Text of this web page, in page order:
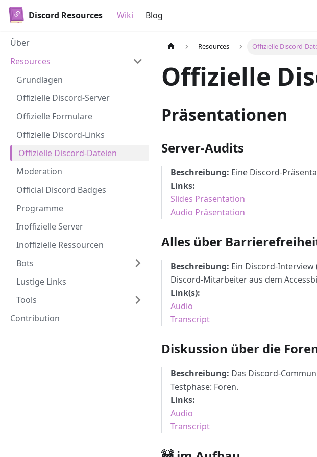
Discord Resources Wiki Blog
Über
Resources
Grundlagen
Offizielle Discord-Server
Offizielle Formulare
Offizielle Discord-Links
Offizielle Discord-Dateien
Moderation
Official Discord Badges
Programme
Inoffizielle Server
Inoffizielle Ressourcen
Bots
Lustige Links
Tools
Contribution
Resources Offizielle Discord-
Offizielle
Präsentationen
Server-Audits
Beschreibung: Eine Discord-
Links:
Slides Präsentation
Audio Präsentation
Alles über
Beschreibung: Ein Discord-
Discord-Mitarbeiter aus dem
Link(s):
Audio
Transcript
Diskussion über die
Beschreibung: Das Discord-
Testphase: Foren.
Links:
Audio
Transcript